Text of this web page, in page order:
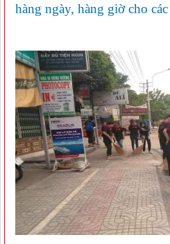
hàng ngày, hàng giờ cho các